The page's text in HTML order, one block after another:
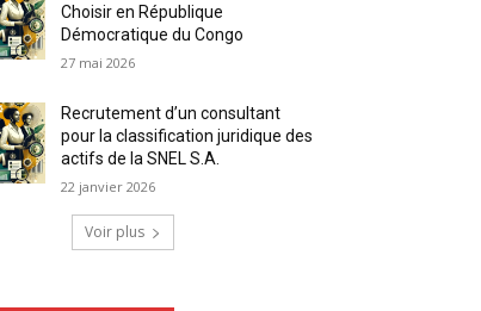
Choisir en République
Démocratique du Congo
27 mai 2026
Recrutement d’un consultant
pour la classification juridique des
actifs de la SNEL S.A.
22 janvier 2026
Voir plus